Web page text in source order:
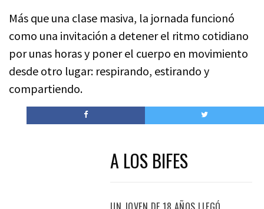
Más que una clase masiva, la jornada funcionó
como una invitación a detener el ritmo cotidiano
por unas horas y poner el cuerpo en movimiento
desde otro lugar: respirando, estirando y
compartiendo.
A LOS BIFES